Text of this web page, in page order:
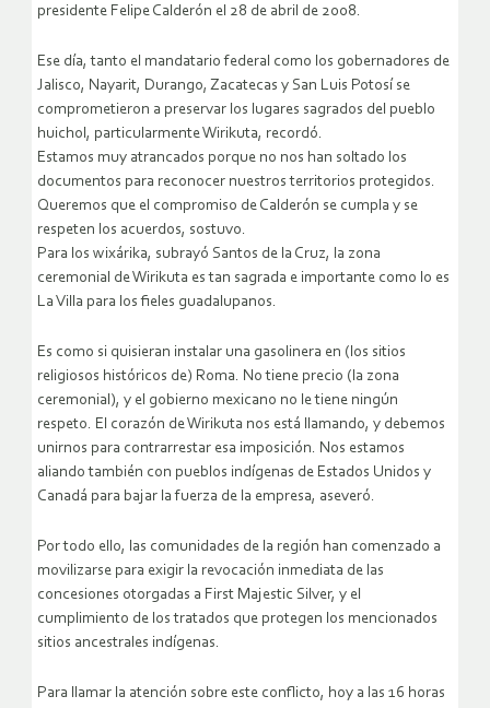
presidente Felipe Calderón el 28 de abril de 2008.
Ese día, tanto el mandatario federal como los gobernadores de
Jalisco, Nayarit, Durango, Zacatecas y San Luis Potosí se
comprometieron a preservar los lugares sagrados del pueblo
huichol, particularmente Wirikuta, recordó.
Estamos muy atrancados porque no nos han soltado los
documentos para reconocer nuestros territorios protegidos.
Queremos que el compromiso de Calderón se cumpla y se
respeten los acuerdos, sostuvo.
Para los wixárika, subrayó Santos de la Cruz, la zona
ceremonial de Wirikuta es tan sagrada e importante como lo es
La Villa para los fieles guadalupanos.
Es como si quisieran instalar una gasolinera en (los sitios
religiosos históricos de) Roma. No tiene precio (la zona
ceremonial), y el gobierno mexicano no le tiene ningún
respeto. El corazón de Wirikuta nos está llamando, y debemos
unirnos para contrarrestar esa imposición. Nos estamos
aliando también con pueblos indígenas de Estados Unidos y
Canadá para bajar la fuerza de la empresa, aseveró.
Por todo ello, las comunidades de la región han comenzado a
movilizarse para exigir la revocación inmediata de las
concesiones otorgadas a First Majestic Silver, y el
cumplimiento de los tratados que protegen los mencionados
sitios ancestrales indígenas.
Para llamar la atención sobre este conflicto, hoy a las 16 horas